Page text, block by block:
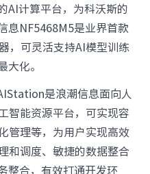
AI计算平台，为科沃斯的
息NF5468M5是业界首款
，可灵活支持AI模型训练
化。
是浪潮信息面向人
智能资源平台，可实现容
管理等，为用户实现高效
和调度、敏捷的数据整合
整合，有效打通开发环